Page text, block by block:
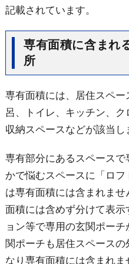
記載されています。
専有面積に含まれ
所
専有面積には、居住スペ
呂、トイレ、キッチン、
収納スペースなどが該当し
専有部分にあるスペース
かで悩むスペースに「ロ
は専有面積には含まれま
面積には含めず分けて表
ョン等で専用の玄関ポー
関ポーチも居住スペース
なり専有面積には含まれま